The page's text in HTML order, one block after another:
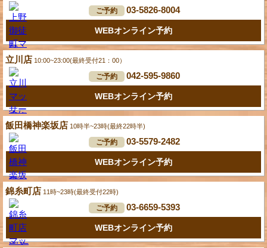
ご予約 03-5826-8004
WEBオンライン予約
立川店 10:00~23:00(最終受付21：00）
ご予約 042-595-9860
WEBオンライン予約
飯田橋神楽坂店 10時半~23時(最終22時半)
ご予約 03-5579-2482
WEBオンライン予約
錦糸町店 11時~23時(最終受付22時)
ご予約 03-6659-5393
WEBオンライン予約